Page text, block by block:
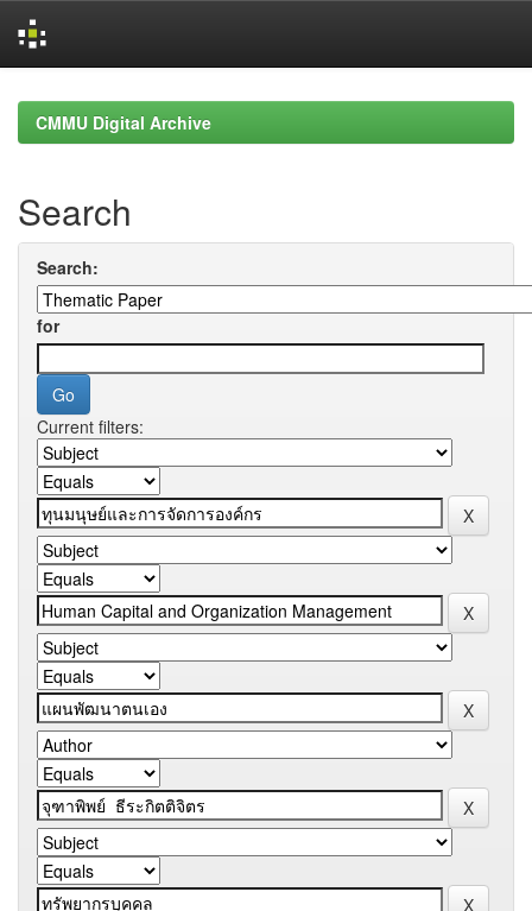
navigationCMMU Digital Archive
Search
Search:
for
Current filters: